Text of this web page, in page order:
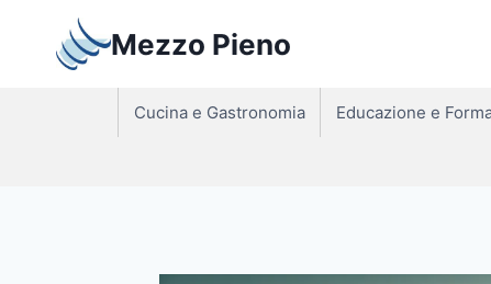
contenuto
Mezzo Pieno
Cucina e Gastronomia Educazione e